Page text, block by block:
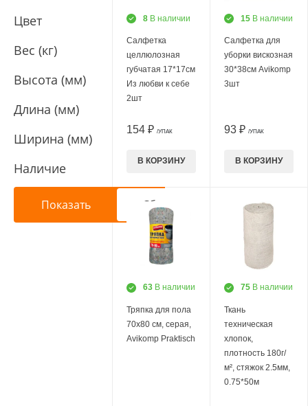
Цвет
Вес (кг)
Высота (мм)
Длина (мм)
Ширина (мм)
Наличие
8 В наличии
Салфетка
целлюлозная
губчатая 17*17см
Из любви к себе
2шт
154 ₽ /УПАК
В КОРЗИНУ
15 В наличии
Салфетка для
уборки вискозная
30*38см Avikomp
3шт
93 ₽ /УПАК
В КОРЗИНУ
63 В наличии
Тряпка для пола
70х80 см, серая,
Avikomp Praktisch
75 В наличии
Ткань
техническая
хлопок,
плотность 180г/
м², стяжок 2.5мм,
0.75*50м